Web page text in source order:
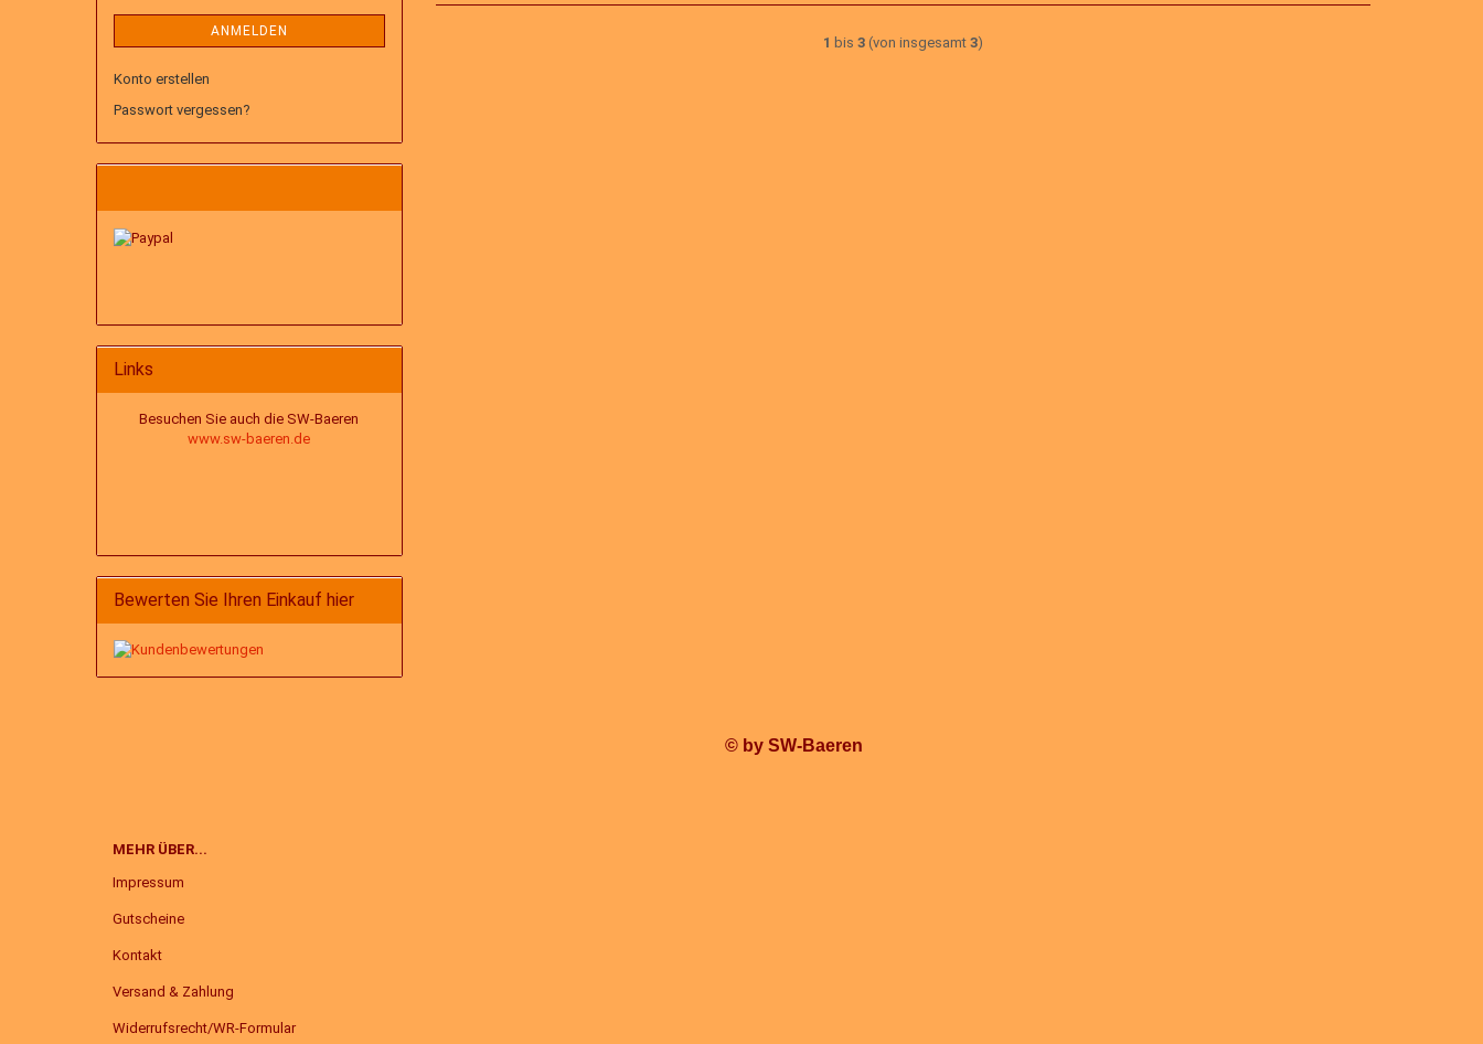
1 bis 3(von insgesamt 3)
ANMELDEN
Konto erstellen
Passwort vergessen?
Links
Besuchen Sie auch die SW-Baeren
www.sw-baeren.de
Bewerten Sie Ihren Einkauf hier
© by SW-Baeren
MEHR ÜBER...
Impressum
Gutscheine
Kontakt
Versand & Zahlung
Widerrufsrecht/WR-Formular